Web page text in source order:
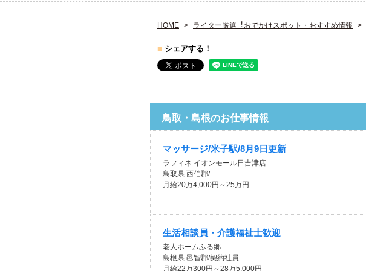
HOME ライター厳選︕おでかけスポット・おすすめ情報
■ シェアする！
鳥取・島根のお仕事情報
マッサージ/米子駅/8月9日更新
ラフィネ イオンモール日吉津店
鳥取県 西伯郡/
月給20万4,000円～25万円
生活相談員・介護福祉士歓迎
老人ホームふる郷
島根県 邑智郡/契約社員
月給22万300円～28万5,000円